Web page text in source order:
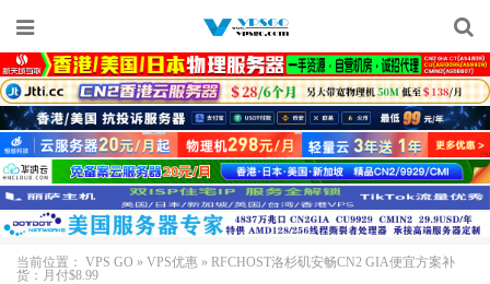
当前位置： VPS GO » VPS优惠 » RFCHOST洛杉矶安畅CN2 GIA便宜方案补
货：月付$8.99